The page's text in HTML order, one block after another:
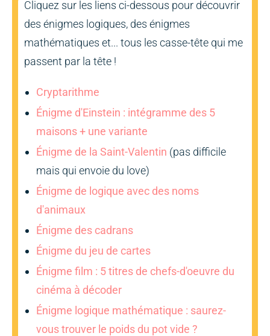
Cliquez sur les liens ci-dessous pour découvrir
des énigmes logiques, des énigmes
mathématiques et... tous les casse-tête qui me
passent par la tête !
Cryptarithme
Énigme d'Einstein : intégramme des 5
maisons + une variante
Énigme de la Saint-Valentin (pas difficile
mais qui envoie du love)
Énigme de logique avec des noms
d'animaux
Énigme des cadrans
Énigme du jeu de cartes
Énigme film : 5 titres de chefs-d'oeuvre du
cinéma à décoder
Énigme logique mathématique : saurez-
vous trouver le poids du pot vide ?